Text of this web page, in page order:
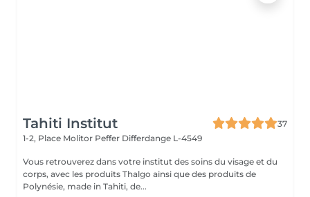
Tahiti Institut
37
1-2, Place Molitor Peffer Differdange L-4549
Vous retrouverez dans votre institut des soins du visage et du
corps, avec les produits Thalgo ainsi que des produits de
Polynésie, made in Tahiti, de...